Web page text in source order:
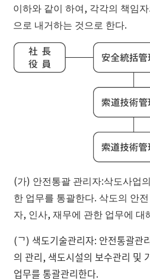
이하와 같이 하여, 각각의 책임
으로 내거하는 것으로 한다.
(가) 안전통괄 관리자:삭도사업
한 업무를 통괄한다. 삭도의 안
자, 인사, 재무에 관한 업무에 대
(ᄀ) 색도기술관리자: 안전통괄관
의 관리, 색도시설의 보수관리 및
업무를 통괄관리한다.